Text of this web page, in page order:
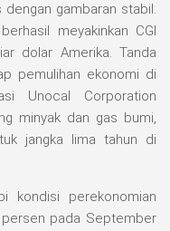
gambaran stabil.
meyakinkan CGI
dolar Amerika. Tanda
pemulihan ekonomi di
Unocal Corporation
minyak dan gas bumi,
jangka lima tahun di
kondisi perekonomian
pada September